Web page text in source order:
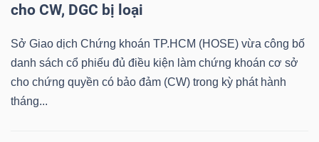
cho CW, DGC bị loại
Sở Giao dịch Chứng khoán TP.HCM (HOSE) vừa công bố
danh sách cổ phiếu đủ điều kiện làm chứng khoán cơ sở
cho chứng quyền có bảo đảm (CW) trong kỳ phát hành
tháng...